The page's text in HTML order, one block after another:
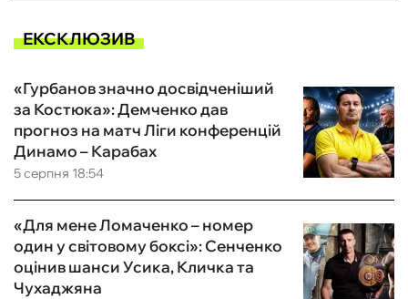
ЕКСКЛЮЗИВ
5 серпня 18:54
«Гурбанов значно досвідченіший
за Костюка»: Демченко дав
прогноз на матч Ліги конференцій
Динамо – Карабах
«Для мене Ломаченко – номер
один у світовому боксі»: Сенченко
оцінив шанси Усика, Кличка та
Чухаджяна